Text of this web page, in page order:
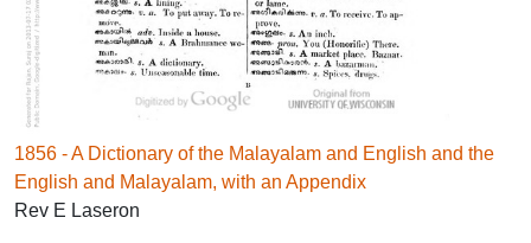
1856 - A Dictionary of the Malayalam and English and the
English and Malayalam, with an Appendix
Rev E Laseron